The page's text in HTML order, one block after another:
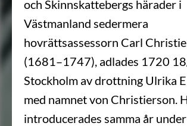
och Skinnskattebergs härader i
Västmanland sedermera
hovrättsassessorn Carl
(1681–1747), adlades 1720
Stockholm av drottning Ulrika
med namnet von Christierson.
introducerades samma år under